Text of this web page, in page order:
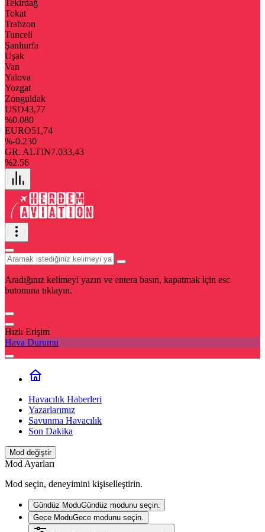
Tekirdağ
Tokat
Trabzon
Tunceli
Şanlıurfa
Uşak
Van
Yalova
Yozgat
Zonguldak
USD43,77
%0.080
EURO51,74
%-0.230
GR. ALTIN7.033,43
%2.56
Aradığınız kelimeyi yazın ve entera basın, kapatmak için esc
butonuna tıklayın.
Hızlı Erişim
Hava Durumu
Havacılık Haberleri
Yazarlarımız
Savunma Havacılık
Son Dakika
Mod değiştir
Mod Ayarları
Mod seçin, deneyimini kişiselleştirin.
Gündüz ModuGündüz modunu seçin.
Gece ModuGece modunu seçin.